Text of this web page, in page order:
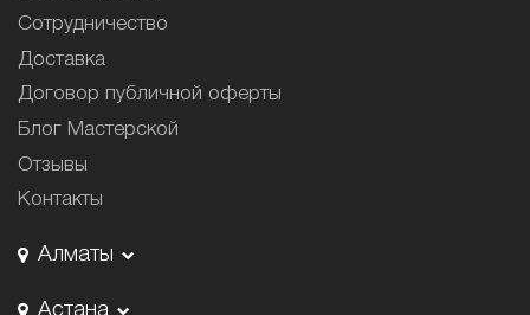
Сотрудничество
Доставка
Договор публичной оферты
Блог Мастерской
Отзывы
Контакты
Алматы
Астана